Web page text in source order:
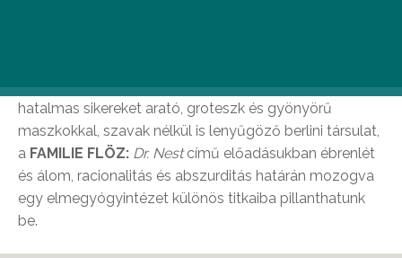
sem hagy unatkozni. Érkezik például a világszerte
hatalmas sikereket arató, groteszk és gyönyörű
maszkokkal, szavak nélkül is lenyűgöző berlini társulat,
a FAMILIE FLÖZ: Dr. Nestcímű előadásukban ébrenlét
és álom, racionalitás és abszurditás határán mozogva
egy elmegyógyintézet különös titkaiba pillanthatunk
be.